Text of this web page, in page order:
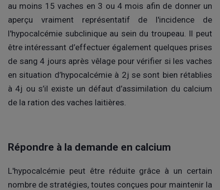
au moins 15 vaches en 3 ou 4 mois afin de donner un
aperçu vraiment représentatif de l'incidence de
l'hypocalcémie subclinique au sein du troupeau. Il peut
être intéressant d’effectuer également quelques prises
de sang 4 jours après vêlage pour vérifier si les vaches
en situation d’hypocalcémie à 2j se sont bien rétablies
à 4j ou s’il existe un défaut d’assimilation du calcium
de la ration des vaches laitières.
Répondre à la demande en calcium
L'hypocalcémie peut être réduite grâce à un certain
nombre de stratégies, toutes conçues pour maintenir la